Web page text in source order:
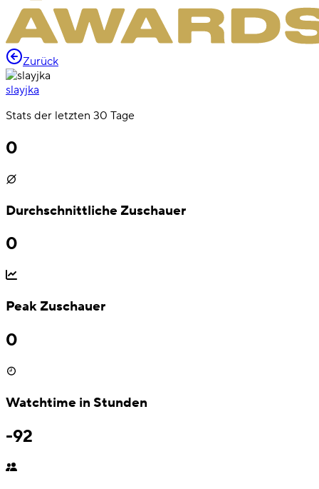
Zurück
slayjka
Stats der letzten 30 Tage
0
Durchschnittliche Zuschauer
0
Peak Zuschauer
0
Watchtime in Stunden
-92